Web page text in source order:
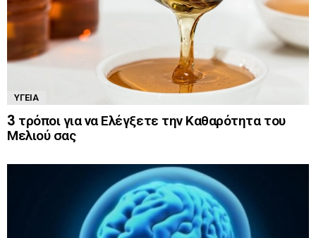
ΥΓΕΊΑ
3 τρόποι για να Ελέγξετε την Καθαρότητα του
Μελιού σας